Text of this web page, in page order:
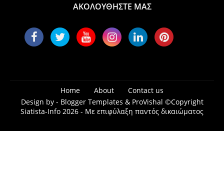
ΑΚΟΛΟΥΘΗΣΤΕ ΜΑΣ
Home About
Contact us
Design by - Blogger Templates & ProVishal ©Copyright
Siatista-Info 2026 - Με επιφύλαξη παντός δικαιώματος